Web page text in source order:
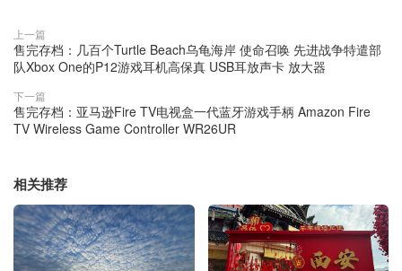
上一篇
售完存档：几百个Turtle Beach乌龟海岸 使命召唤 先进战争特遣部
队Xbox One的P12游戏耳机高保真 USB耳放声卡 放大器
下一篇
售完存档：亚马逊Fire TV电视盒一代蓝牙游戏手柄 Amazon Fire
TV Wireless Game Controller WR26UR
相关推荐